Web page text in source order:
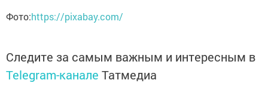
Фото:https://pixabay.com/
Следите за самым важным и интересным в
Telegram-канале Татмедиа